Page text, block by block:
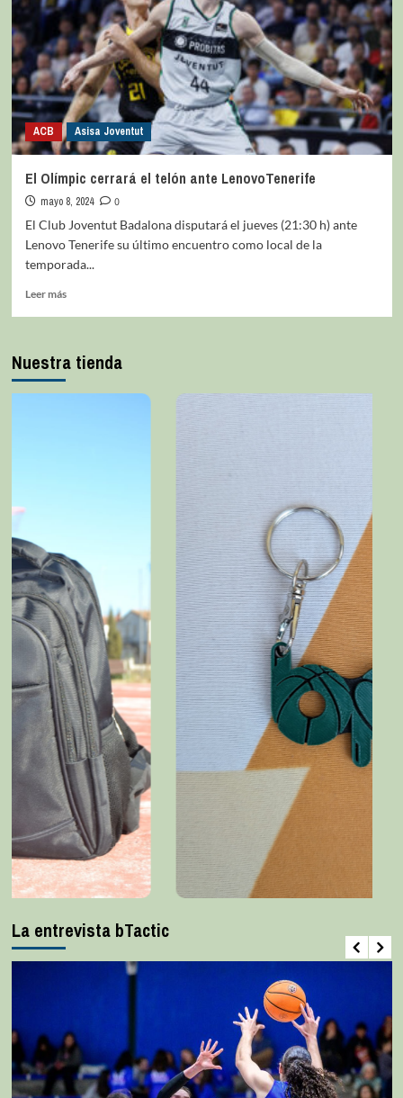
ACB Asisa Joventut
El Olímpic cerrará el telón ante LenovoTenerife
mayo 8, 2024
0
El Club Joventut Badalona disputará el jueves (21:30 h) ante
Lenovo Tenerife su último encuentro como local de la
temporada...
Leer más
Nuestra tienda
La entrevista bTactic